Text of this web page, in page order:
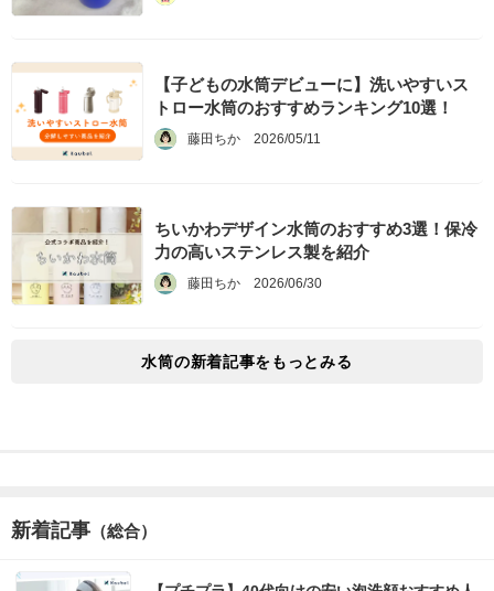
【子どもの水筒デビューに】洗いやすいス
トロー水筒のおすすめランキング10選！
藤田ちか 2026/05/11
ちいかわデザイン水筒のおすすめ3選！保冷
力の高いステンレス製を紹介
藤田ちか 2026/06/30
水筒の新着記事をもっとみる
新着記事 （総合）